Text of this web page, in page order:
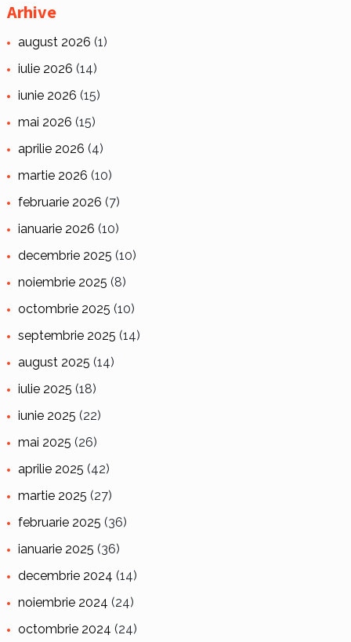
Arhive
august 2026 (1)
iulie 2026 (14)
iunie 2026 (15)
mai 2026 (15)
aprilie 2026 (4)
martie 2026 (10)
februarie 2026 (7)
ianuarie 2026 (10)
decembrie 2025 (10)
noiembrie 2025 (8)
octombrie 2025 (10)
septembrie 2025 (14)
august 2025 (14)
iulie 2025 (18)
iunie 2025 (22)
mai 2025 (26)
aprilie 2025 (42)
martie 2025 (27)
februarie 2025 (36)
ianuarie 2025 (36)
decembrie 2024 (14)
noiembrie 2024 (24)
octombrie 2024 (24)